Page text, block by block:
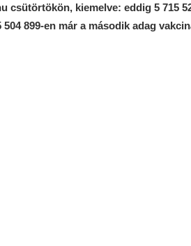
csütörtökön, kiemelve: eddig 5 715
899-en már a második adag